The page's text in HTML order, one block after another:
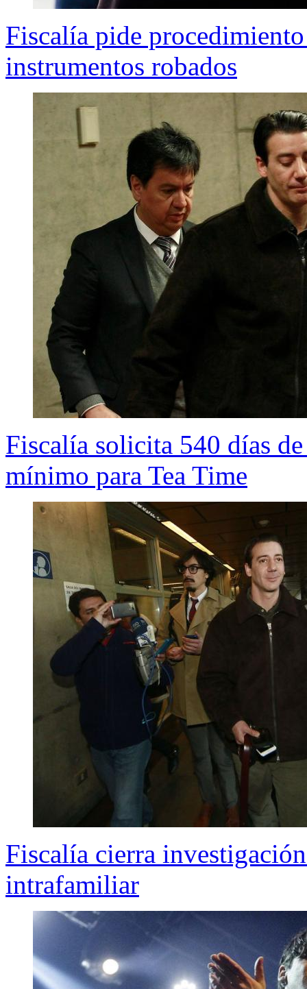
Fiscalía pide
instrumentos robados
Fiscalía solicita 540 días
mínimo para Tea Time
Fiscalía cierra
intrafamiliar